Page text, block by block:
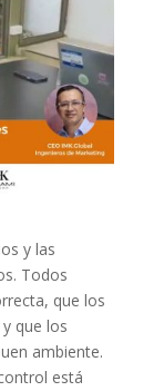
y las
Todos
que los
que los
ambiente.
está